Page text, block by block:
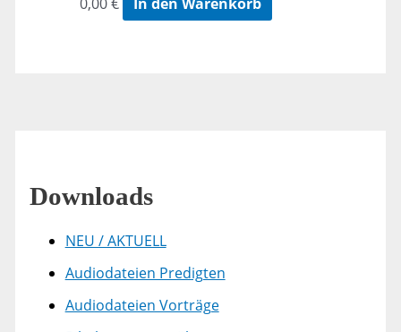
Downloads
NEU / AKTUELL
Audiodateien Predigten
Audiodateien Vorträge